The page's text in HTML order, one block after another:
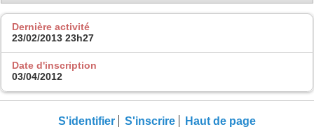
Dernière activité
23/02/2013 23h27
Date d'inscription
03/04/2012
S'identifier S'inscrire Haut de page